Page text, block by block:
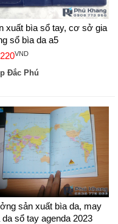
xuất bìa sổ tay, cơ sở gia
sổ bìa da a5
VND
Đắc Phú
sản xuất bìa da, may
da sổ tay agenda 2023